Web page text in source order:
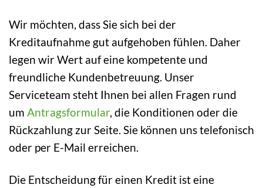
Wir möchten, dass Sie sich bei der
Kreditaufnahme gut aufgehoben fühlen. Daher
legen wir Wert auf eine kompetente und
freundliche Kundenbetreuung. Unser
Serviceteam steht Ihnen bei allen Fragen rund
um Antragsformular, die Konditionen oder die
Rückzahlung zur Seite. Sie können uns telefonisch
oder per E-Mail erreichen.
Die Entscheidung für einen Kredit ist eine